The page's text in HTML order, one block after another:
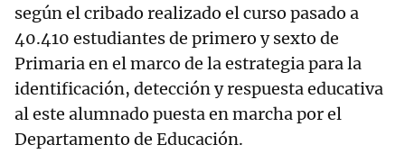
según el cribado realizado el curso pasado a
40.410 estudiantes de primero y sexto de
Primaria en el marco de la estrategia para la
identificación, detección y respuesta educativa
al este alumnado puesta en marcha por el
Departamento de Educación.